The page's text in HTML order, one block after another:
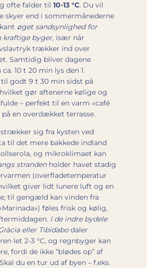
ofte falder til 10-13 °C. Du vil
skyer end i sommermånederne
øget sandsynlighed for
kraftige byger, især når
trækker ind over
Samtidig bliver dagene
10 t 20 min lys den 1.
godt 9 t 30 min sidst på
gør aftenerne kølige og
– perfekt til en varm «café
på en overdækket terrasse.
sig fra kysten ved
til det mere bakkede indland
og mikroklimaet kan
strandenholder havet stadig
(overfladetemperatur
giver lidt lunere luft og en
til gengæld kan vinden fra
føles frisk og kølig,
I de indre bydele
eller Tibidabodaler
let 2-3 °C, og regnbyger kan
fordi de ikke “blødes op” af
du en tur ud af byen – f.eks.